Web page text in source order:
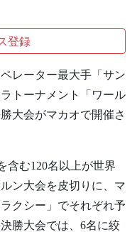
登録
レーター最大手「サン
トーナメント「ワール
大会がマカオで開催さ
含む120名以上が世界
ン大会を皮切りに、マ
クシー」でそれぞれ予
勝大会では、6名に絞